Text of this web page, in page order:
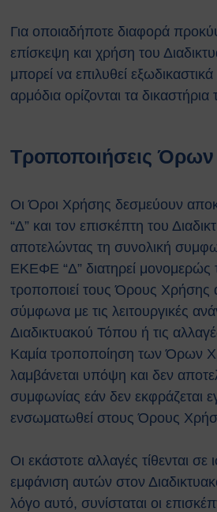
Για οποιαδήποτε διαφορά
επίσκεψη και χρήση του
μπορεί να επιλυθεί
αρμόδια ορίζονται τα
Τροποποιήσεις
Οι Όροι Χρήσης δεσμεύουν
“Δ” και τον επισκέπτη του
αποτελώντας τη συνολική
ΕΚΕΦΕ “Δ” διατηρεί μονομερώς
τροποποιεί τους Όρους Χρήσης
σύμφωνα με τις λειτουργικές
Διαδικτυακού Τόπου ή τις
Καμία τροποποίηση των Όρων
λαμβάνεται υπόψη και δεν
συμφωνίας εάν δεν εκφράζεται
ενσωματωθεί στους Όρους
Οι εκάστοτε αλλαγές τίθενται σε
εμφάνιση αυτών στον
λόγο αυτό, συνίσταται οι